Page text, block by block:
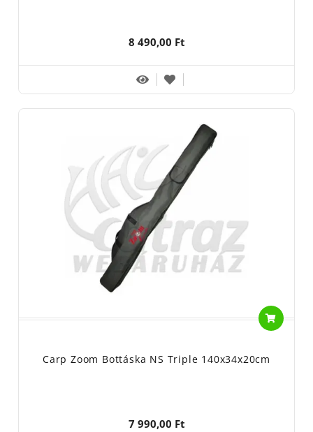
8 490,00 Ft
Carp Zoom Bottáska NS Triple 140x34x20cm
7 990,00 Ft